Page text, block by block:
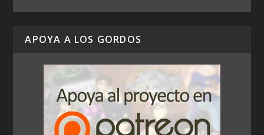
APOYA A LOS GORDOS